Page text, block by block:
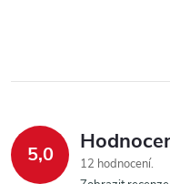
5,0
12 hodnocení